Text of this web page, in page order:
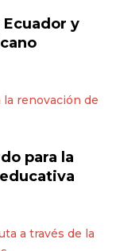
y
para la